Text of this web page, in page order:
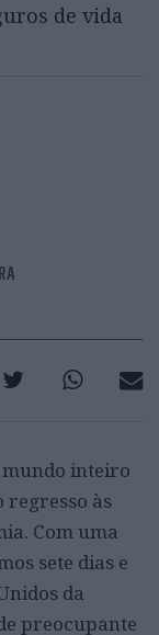
de vida
inteiro
às
Com uma
sete dias e
da
preocupante